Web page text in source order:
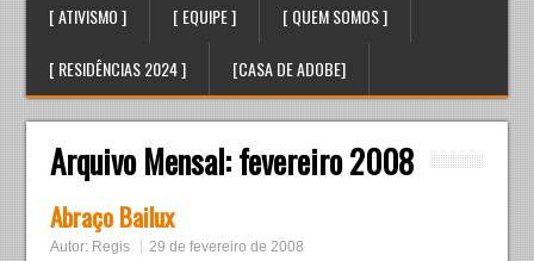
[ ATIVISMO ] [ EQUIPE ] [ QUEM SOMOS ]
[ RESIDÊNCIAS 2024 ] [CASA DE ADOBE]
Arquivo Mensal:fevereiro 2008
Abraço Bailux
Autor: Regis 29 de fevereiro de 2008